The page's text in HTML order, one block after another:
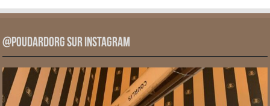
@PoudardOrg sur Instagram